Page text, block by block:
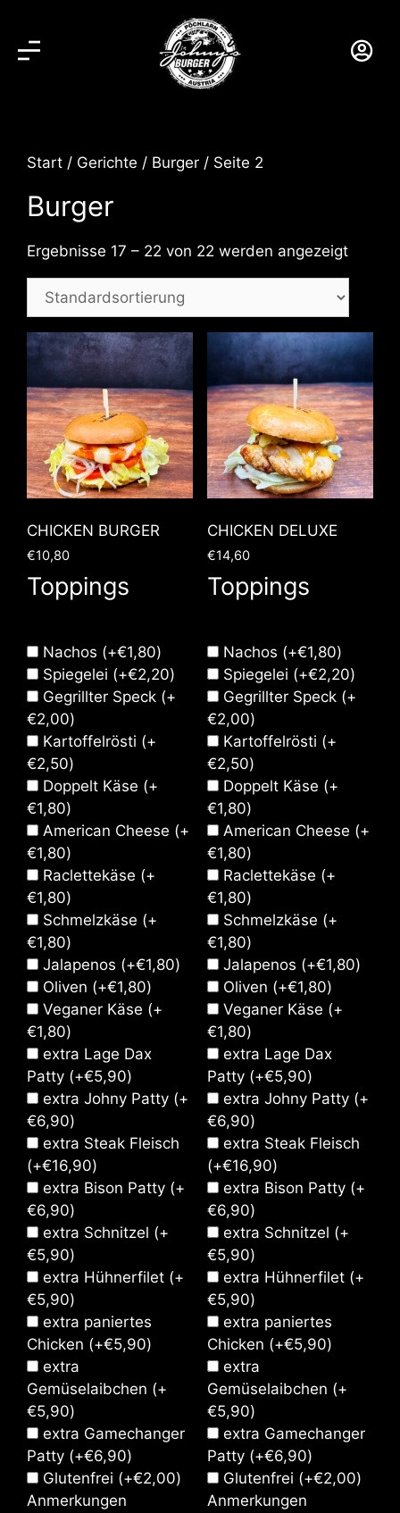
Start / Gerichte / Burger / Seite 2
Burger
Ergebnisse 17 – 22 von 22 werden angezeigt
CHICKEN BURGER
€10,80
Toppings
Nachos (+€1,80)
Spiegelei (+€2,20)
Gegrillter Speck (+
€2,00)
Kartoffelrösti (+
€2,50)
Doppelt Käse (+
€1,80)
American Cheese (+
€1,80)
Raclettekäse (+
€1,80)
Schmelzkäse (+
€1,80)
Jalapenos (+€1,80)
Oliven (+€1,80)
Veganer Käse (+
€1,80)
extra Lage Dax
Patty (+€5,90)
extra Johny Patty (+
€6,90)
extra Steak Fleisch
(+€16,90)
extra Bison Patty (+
€6,90)
extra Schnitzel (+
€5,90)
extra Hühnerfilet (+
€5,90)
extra paniertes
Chicken (+€5,90)
extra
Gemüselaibchen (+
€5,90)
extra Gamechanger
Patty (+€6,90)
Glutenfrei (+€2,00)
Anmerkungen
CHICKEN DELUXE
€14,60
Toppings
Nachos (+€1,80)
Spiegelei (+€2,20)
Gegrillter Speck (+
€2,00)
Kartoffelrösti (+
€2,50)
Doppelt Käse (+
€1,80)
American Cheese (+
€1,80)
Raclettekäse (+
€1,80)
Schmelzkäse (+
€1,80)
Jalapenos (+€1,80)
Oliven (+€1,80)
Veganer Käse (+
€1,80)
extra Lage Dax
Patty (+€5,90)
extra Johny Patty (+
€6,90)
extra Steak Fleisch
(+€16,90)
extra Bison Patty (+
€6,90)
extra Schnitzel (+
€5,90)
extra Hühnerfilet (+
€5,90)
extra paniertes
Chicken (+€5,90)
extra
Gemüselaibchen (+
€5,90)
extra Gamechanger
Patty (+€6,90)
Glutenfrei (+€2,00)
Anmerkungen